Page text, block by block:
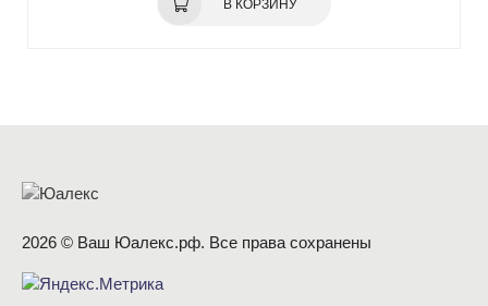
В КОРЗИНУ
2026 © Ваш Юалекс.рф. Все права сохранены